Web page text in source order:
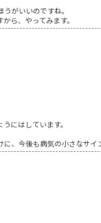
がいいのですね。
ら、やってみます。
にはしています。
、今後も病気の小さなサイ